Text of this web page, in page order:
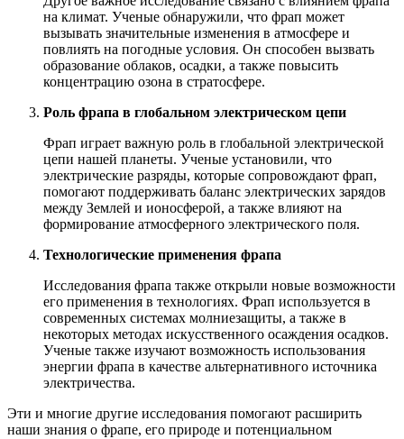
на климат. Ученые обнаружили, что фрап может
вызывать значительные изменения в атмосфере и
повлиять на погодные условия. Он способен вызвать
образование облаков, осадки, а также повысить
концентрацию озона в стратосфере.
Роль фрапа в глобальном электрическом цепи
Фрап играет важную роль в глобальной электрической
цепи нашей планеты. Ученые установили, что
электрические разряды, которые сопровождают фрап,
помогают поддерживать баланс электрических зарядов
между Землей и ионосферой, а также влияют на
формирование атмосферного электрического поля.
Технологические применения фрапа
Исследования фрапа также открыли новые возможности
его применения в технологиях. Фрап используется в
современных системах молниезащиты, а также в
некоторых методах искусственного осаждения осадков.
Ученые также изучают возможность использования
энергии фрапа в качестве альтернативного источника
электричества.
Эти и многие другие исследования помогают расширить
наши знания о фрапе, его природе и потенциальном